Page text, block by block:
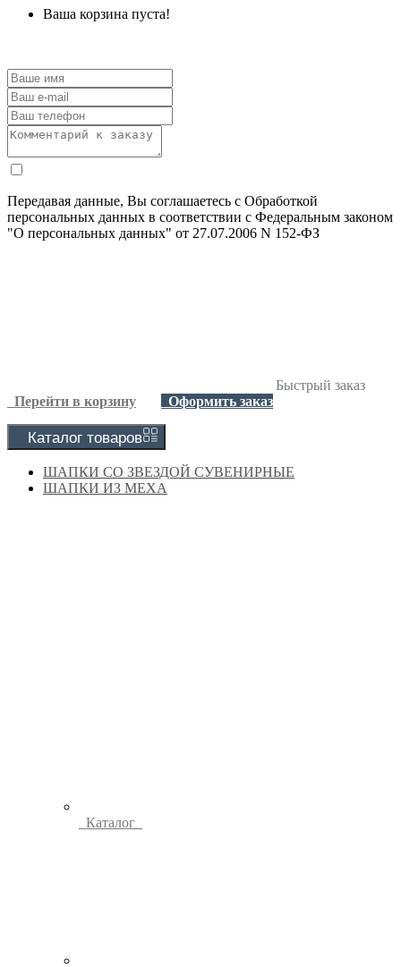
Ваша корзина пуста!
Передавая данные, Вы соглашаетесь с Обработкой
персональных данных в соответствии с Федеральным законом
"О персональных данных" от 27.07.2006 N 152-ФЗ
Быстрый заказ
Перейти в корзину
Оформить заказ
Каталог товаров
ШАПКИ СО ЗВЕЗДОЙ СУВЕНИРНЫЕ
ШАПКИ ИЗ МЕХА
Каталог